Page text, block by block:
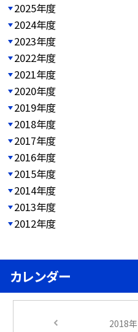
2025年度
2024年度
2023年度
2022年度
2021年度
2020年度
2019年度
2018年度
2017年度
2016年度
2015年度
2014年度
2013年度
2012年度
カレンダー
2018年